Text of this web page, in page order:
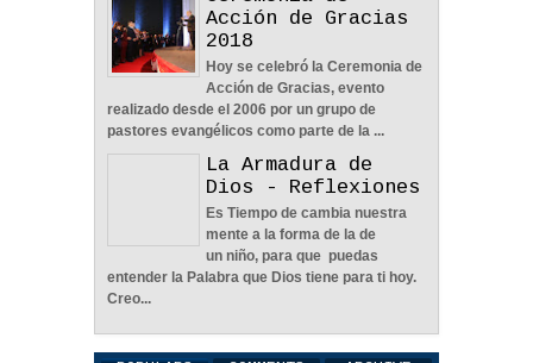
Una Familia Unida Es
Importante - Reflexión
12 May 2026 0
Una Pareja Que Ora Unida.
- Reflexión
12 May 2026 0
Ceremonia de
Acción de Gracias
2018
Hoy se celebró la Ceremonia de
Acción de Gracias, evento
realizado desde el 2006 por un grupo de
pastores evangélicos como parte de la ...
La Armadura de
Dios - Reflexiones
Es Tiempo de cambia nuestra
mente a la forma de la de
un niño, para que puedas
entender la Palabra que Dios tiene para ti hoy.